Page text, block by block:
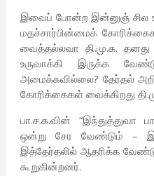
இவைப் போன்ற இன்னுஞ் சில
மதச்சார்பின்மைக்
வைத்தல்லவா தி.மு.க.
உருவாக்கி இருக்க
அமைக்கவில்லை? தேர்தல்
கோரிக்கைகள் வைக்கிறது
பா.ச.க.வின் “இந்துத்துவா
ஒன்று சேர வேண்டும் –
இத்தேர்தலில் ஆதரிக்க
கூறுகின்றனர்.